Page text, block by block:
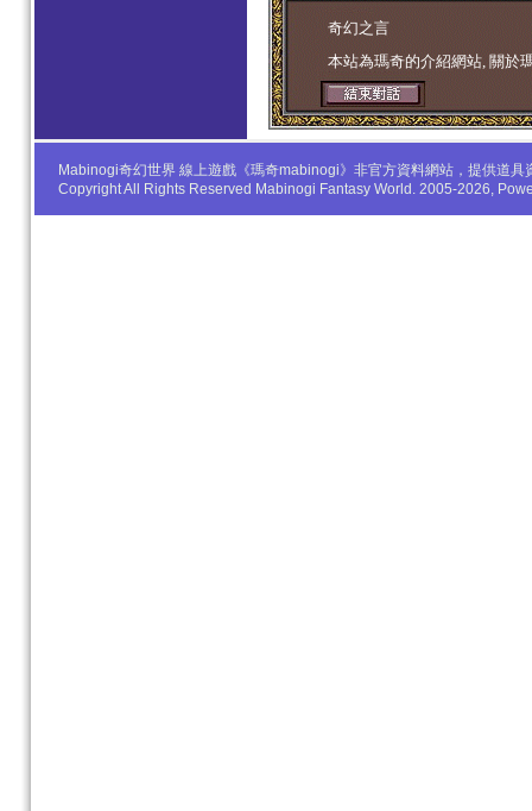
学生妹 奇幻之言
本站為瑪奇的介紹網站, 關於
Mabinogi奇幻世界 線上遊戲《瑪奇mabinogi》非官方資料網站，提供道
Copyright All Rights Reserved Mabinogi Fantasy World. 2005-2026,